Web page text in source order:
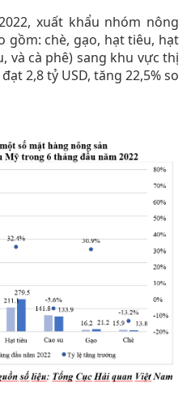
xuất khẩu nhóm nông
gồm: chè, gạo, hạt tiêu, hạt
và cà phê) sang khu vực thị
2,8 tỷ USD, tăng 22,5% so